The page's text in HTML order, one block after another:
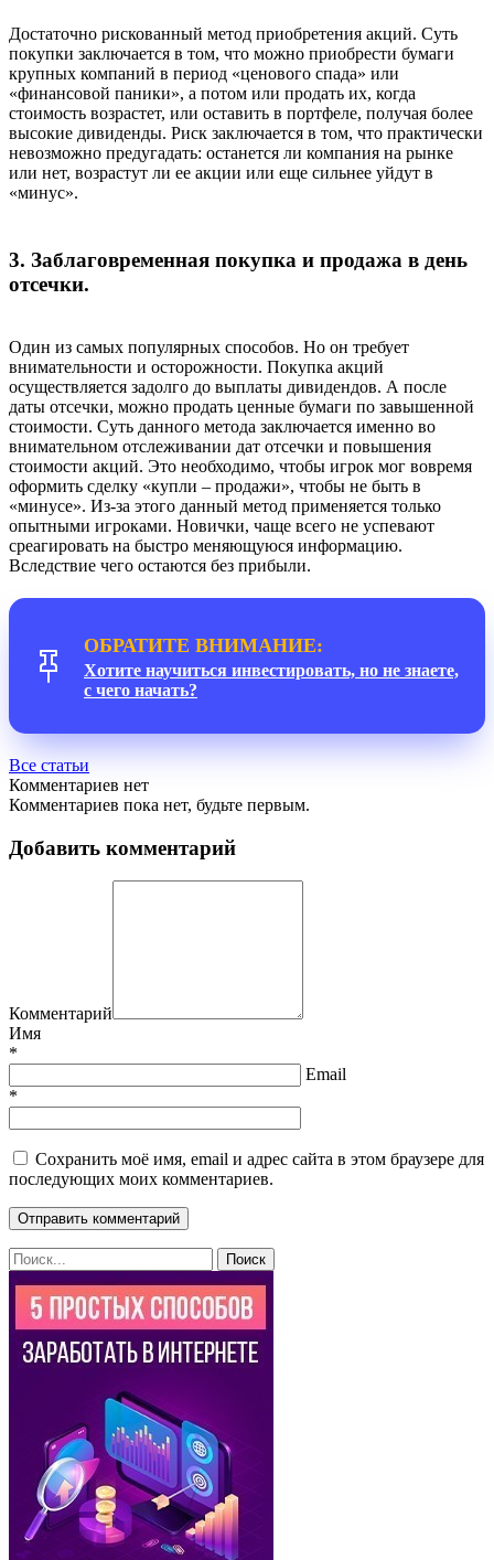
Достаточно рискованный метод приобретения акций. Суть
покупки заключается в том, что можно приобрести бумаги
крупных компаний в период «ценового спада» или
«финансовой паники», а потом или продать их, когда
стоимость возрастет, или оставить в портфеле, получая более
высокие дивиденды. Риск заключается в том, что практически
невозможно предугадать: останется ли компания на рынке
или нет, возрастут ли ее акции или еще сильнее уйдут в
«минус».
3. Заблаговременная покупка и продажа в день
отсечки.
Один из самых популярных способов. Но он требует
внимательности и осторожности. Покупка акций
осуществляется задолго до выплаты дивидендов. А после
даты отсечки, можно продать ценные бумаги по завышенной
стоимости. Суть данного метода заключается именно во
внимательном отслеживании дат отсечки и повышения
стоимости акций. Это необходимо, чтобы игрок мог вовремя
оформить сделку «купли – продажи», чтобы не быть в
«минусе». Из-за этого данный метод применяется только
опытными игроками. Новички, чаще всего не успевают
среагировать на быстро меняющуюся информацию.
Вследствие чего остаются без прибыли.
ОБРАТИТЕ ВНИМАНИЕ:
Хотите научиться инвестировать, но не знаете,
с чего начать?
Все статьи
Комментариев нет
Комментариев пока нет, будьте первым.
Добавить комментарий
Комментарий
Имя
*
Email
*
Сохранить моё имя, email и адрес сайта в этом браузере для
последующих моих комментариев.